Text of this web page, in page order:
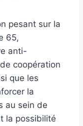
pesant sur la
65,
anti-
coopération
que les
la
au sein de
la possibilité